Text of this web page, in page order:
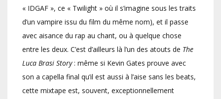
« IDGAF », ce « Twilight » où il s’imagine sous les traits
d’un vampire issu du film du même nom), et il passe
avec aisance du rap au chant, ou à quelque chose
entre les deux. C’est d’ailleurs là l’un des atouts de The
Luca Brasi Story: même si Kevin Gates prouve avec
son a capella final qu’il est aussi à l’aise sans les beats,
cette mixtape est, souvent, exceptionnellement